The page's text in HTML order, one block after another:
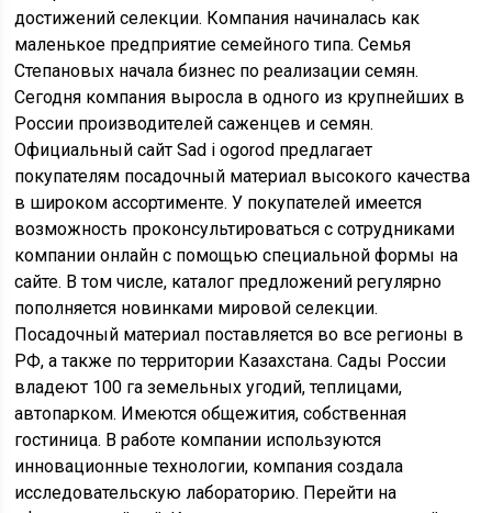
достижений селекции. Компания начиналась как
маленькое предприятие семейного типа. Семья
Степановых начала бизнес по реализации семян.
Сегодня компания выросла в одного из крупнейших в
России производителей саженцев и семян.
Официальный сайт Sad i ogorod предлагает
покупателям посадочный материал высокого качества
в широком ассортименте. У покупателей имеется
возможность проконсультироваться с сотрудниками
компании онлайн с помощью специальной формы на
сайте. В том числе, каталог предложений регулярно
пополняется новинками мировой селекции.
Посадочный материал поставляется во все регионы в
РФ, а также по территории Казахстана. Сады России
владеют 100 га земельных угодий, теплицами,
автопарком. Имеются общежития, собственная
гостиница. В работе компании используются
инновационные технологии, компания создала
исследовательскую лабораторию. Перейти на